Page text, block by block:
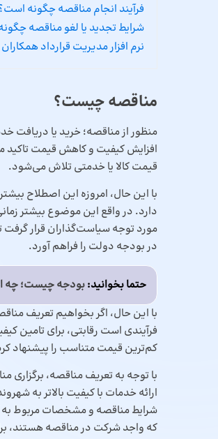
فرآیند انجام مناقصه چگونه
شرایط تجدید یا لغو مناقصه
نرم افزار مدیریت قرارداد
مناقصه چیست؟
منظور از مناقصه؛ خرید یا دریافت
افزایش کیفیت و کاهش قیمت تاکید
قیمت کالا یا خدمتی تلاش می‌شود.
با این حال، امروزه این اصطلاح
دارد. در واقع این موضوع بیشتر
مورد توجه سیاست‌گذاران قرار
در بودجه دولت را فراهم آورد.
حتما بخوانید:بودجه چیست؛ چه
فرآیندی است رقابتی، برای تامین
کم‌ترین قیمت متناسب را پیشنهاد
با توجه به تعریف مناقصه،
ارائه خدمات با کیفیت بالاتر به
شرایط مناقصه و مشخصات مربوط
که واجد شرکت در مناقصه هستند،